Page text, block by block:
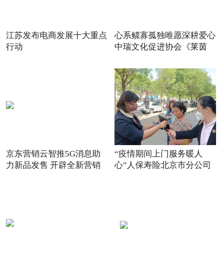
江苏发布电商发展十大重点
行动
心系鳏寡孤独唯愿深耕爱心
中瑞文化促进协会《莱茵
京东营销云智推5G消息助
力新品发售 开辟全新营销
“疫情期间上门服务暖人
心”人保寿险北京市分公司